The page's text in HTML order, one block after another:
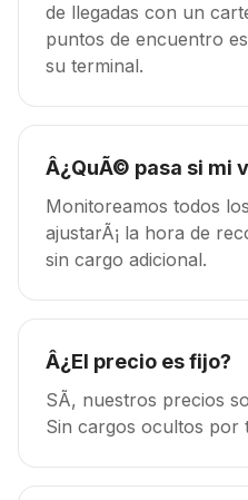
de llegadas con un
puntos de encuentro
su terminal.
Â¿QuÃ© pasa si mi
Monitoreamos todos
ajustarÃ¡ la hora de
sin cargo adicional.
Â¿El precio es fijo?
SÃ­, nuestros precios
Sin cargos ocultos por